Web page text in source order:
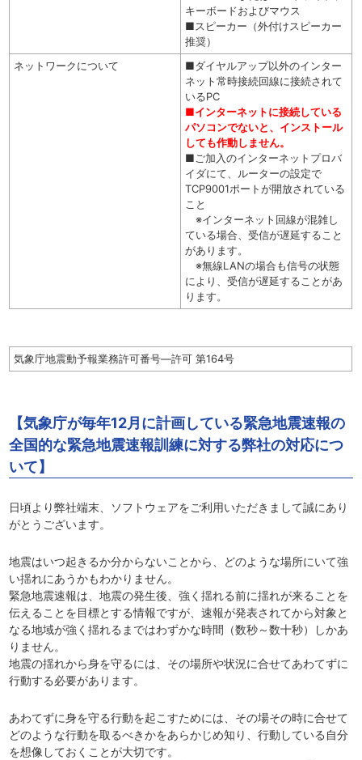
キーボードおよびマウス
■スピーカー（外付けスピーカー
推奨）
ネットワークについて
■ダイヤルアップ以外のインター
ネット常時接続回線に接続されて
いるPC
■インターネットに接続している
パソコンでないと、インストール
しても作動しません。
■ご加入のインターネットプロバ
イダにて、ルーターの設定で
TCP9001ポートが開放されている
こと
※インターネット回線が混雑し
ている場合、受信が遅延すること
があります。
※無線LANの場合も信号の状態
により、受信が遅延することがあ
ります。
気象庁地震動予報業務許可番号―許可 第164号
【気象庁が毎年12月に計画している緊急地震速報の
全国的な緊急地震速報訓練に対する弊社の対応につ
いて】
日頃より弊社端末、ソフトウェアをご利用いただきまして誠にあり
がとうございます。
地震はいつ起きるか分からないことから、どのような場所にいて強
い揺れにあうかもわかりません。
緊急地震速報は、地震の発生後、強く揺れる前に揺れが来ることを
伝えることを目標とする情報ですが、速報が発表されてから対象と
なる地域が強く揺れるまではわずかな時間（数秒～数十秒）しかあ
りません。
地震の揺れから身を守るには、その場所や状況に合せてあわてずに
行動する必要があります。
あわてずに身を守る行動を起こすためには、その場その時に合せて
どのような行動を取るべきかをあらかじめ知り、行動している自分
を想像しておくことが大切です。